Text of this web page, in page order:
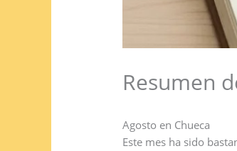
Resumen
Agosto en Chueca
Este mes ha sido